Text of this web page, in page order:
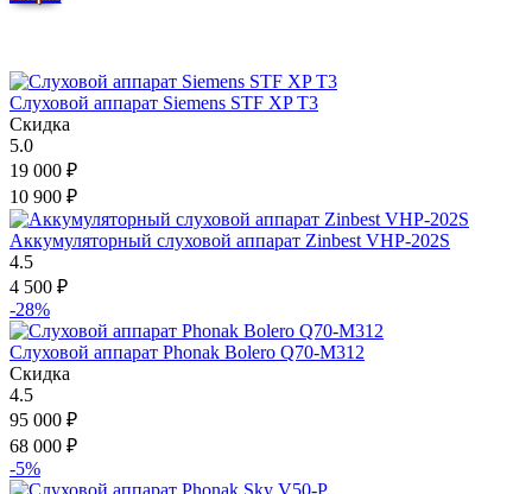
Слуховой аппарат Siemens STF XP T3
Скидка
5.0
19 000 ₽
10 900 ₽
Аккумуляторный слуховой аппарат Zinbest VHP-202S
4.5
4 500 ₽
-28%
Слуховой аппарат Phonak Bolero Q70-M312
Скидка
4.5
95 000 ₽
68 000 ₽
-5%